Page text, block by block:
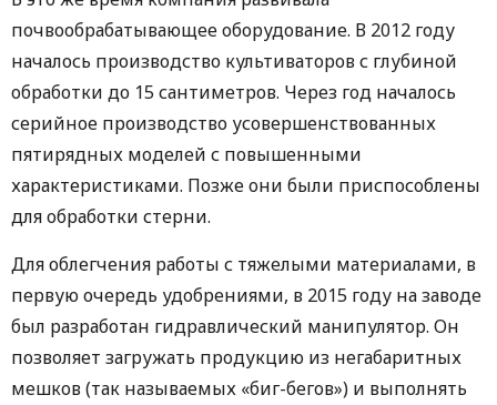
почвообрабатывающее оборудование. В 2012 году
началось производство культиваторов с глубиной
обработки до 15 сантиметров. Через год началось
серийное производство усовершенствованных
пятирядных моделей с повышенными
характеристиками. Позже они были приспособлены
для обработки стерни.
Для облегчения работы с тяжелыми материалами, в
первую очередь удобрениями, в 2015 году на заводе
был разработан гидравлический манипулятор. Он
позволяет загружать продукцию из негабаритных
мешков (так называемых «биг-бегов») и выполнять